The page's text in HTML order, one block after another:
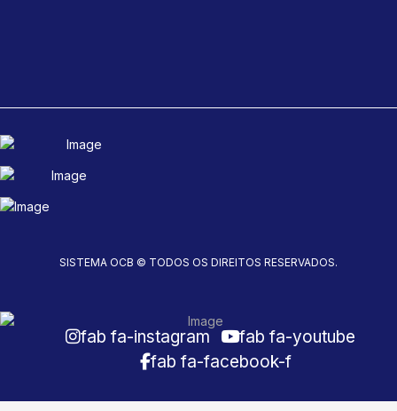
SISTEMA OCB © TODOS OS DIREITOS RESERVADOS.
fab fa-instagram
fab fa-youtube
fab fa-facebook-f